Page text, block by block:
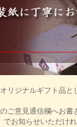
リジナルギフト品
ご意見通信欄へお書
でお知らせいただけ